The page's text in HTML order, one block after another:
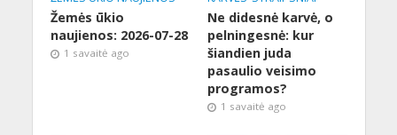
Žemės ūkio
naujienos: 2026-07-28
1 savaitė ago
Ne didesnė karvė, o
pelningesnė: kur
šiandien juda
pasaulio veisimo
programos?
1 savaitė ago